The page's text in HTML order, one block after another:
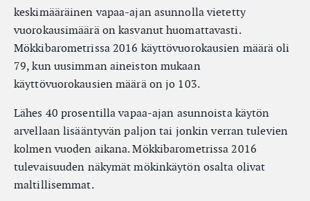
keskimääräinen vapaa-ajan asunnolla vietetty
vuorokausimäärä on kasvanut huomattavasti.
Mökkibarometrissa 2016 käyttövuorokausien määrä oli
79, kun uusimman aineiston mukaan
käyttövuorokausien määrä on jo 103.
Lähes 40 prosentilla vapaa-ajan asunnoista käytön
arvellaan lisääntyvän paljon tai jonkin verran tulevien
kolmen vuoden aikana. Mökkibarometrissa 2016
tulevaisuuden näkymät mökinkäytön osalta olivat
maltillisemmat.